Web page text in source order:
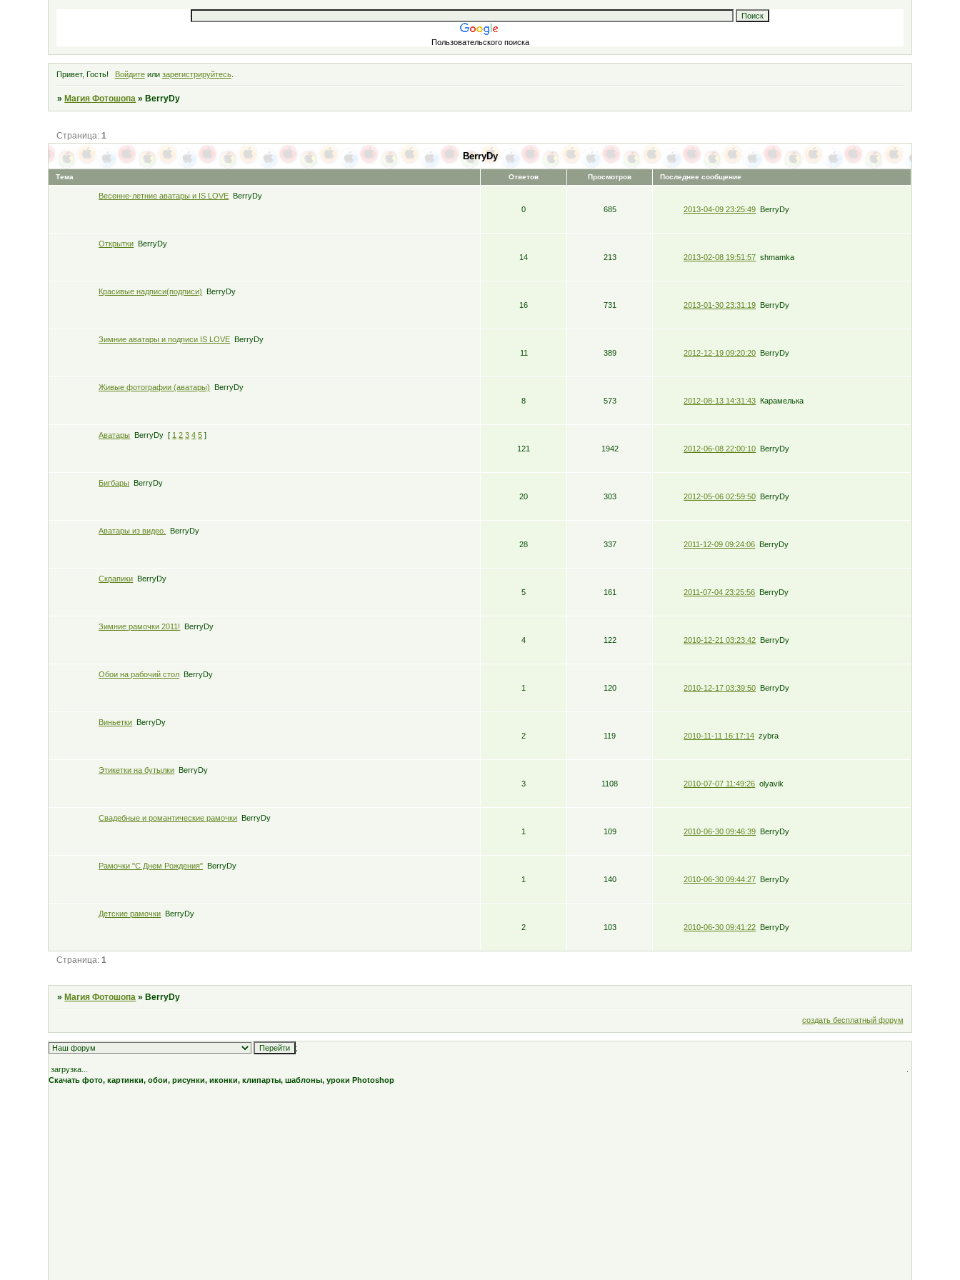
Пользовательского поиска
Привет, Гость! Войдитеили зарегистрируйтесь.
» Магия Фотошопа » BerryDy
BerryDy
Страница: 1
Тема Ответов Просмотров Последнее сообщение
Весенне-летние аватары и IS LOVE BerryDy
0
685 2013-04-09 23:25:49 BerryDy
Открытки BerryDy
14
213 2013-02-08 19:51:57 shmamka
Красивые надписи(подписи)
BerryDy
16
731 2013-01-30 23:31:19 BerryDy
Зимние аватары и подписи IS LOVE BerryDy
11
389 2012-12-19 09:20:20 BerryDy
Живые фотографии (аватары)
BerryDy
8
573 2012-08-13 14:31:43 Карамелька
Аватары BerryDy [ 1 2 3 4 5 ]
121
1942 2012-06-08 22:00:10 BerryDy
Бигбары BerryDy
20
303 2012-05-06 02:59:50 BerryDy
Аватары из видео.
BerryDy
28
337 2011-12-09 09:24:06 BerryDy
Скрапики BerryDy
5
161 2011-07-04 23:25:56 BerryDy
Зимние рамочки 2011!
BerryDy
4
122 2010-12-21 03:23:42 BerryDy
Обои на рабочий стол BerryDy
1
120 2010-12-17 03:39:50 BerryDy
Виньетки BerryDy
2
119 2010-11-11 16:17:14 zybra
Этикетки на бутылки BerryDy
3
1108 2010-07-07 11:49:26 olyavik
Свадебные и романтические рамочки BerryDy
1
109 2010-06-30 09:46:39 BerryDy
Рамочки "С Днем Рождения" BerryDy
1
140 2010-06-30 09:44:27 BerryDy
Детские рамочки BerryDy
2
103 2010-06-30 09:41:22 BerryDy
Страница: 1
» Магия Фотошопа » BerryDy
создать бесплатный форум
;
загрузка...
Скачать фото, картинки, обои, рисунки, иконки, клипарты, шаблоны, уроки Photoshop